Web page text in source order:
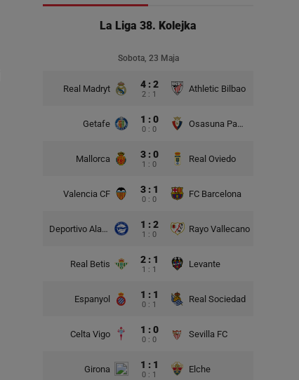
La Liga 38. Kolejka
Sobota, 23 Maja
Real Madryt 4 : 2
2 : 1
Athletic Bilbao
Getafe 1 : 0
0 : 0
Osasuna Pampeluna
Mallorca 3 : 0
1 : 0
Real Oviedo
Valencia CF 3 : 1
0 : 0
FC Barcelona
Deportivo Alaves 1 : 2
1 : 0
Rayo Vallecano
Real Betis 2 : 1
1 : 1
Levante
Espanyol 1 : 1
0 : 1
Real Sociedad
Celta Vigo 1 : 0
0 : 0
Sevilla FC
Girona 1 : 1
0 : 1
Elche